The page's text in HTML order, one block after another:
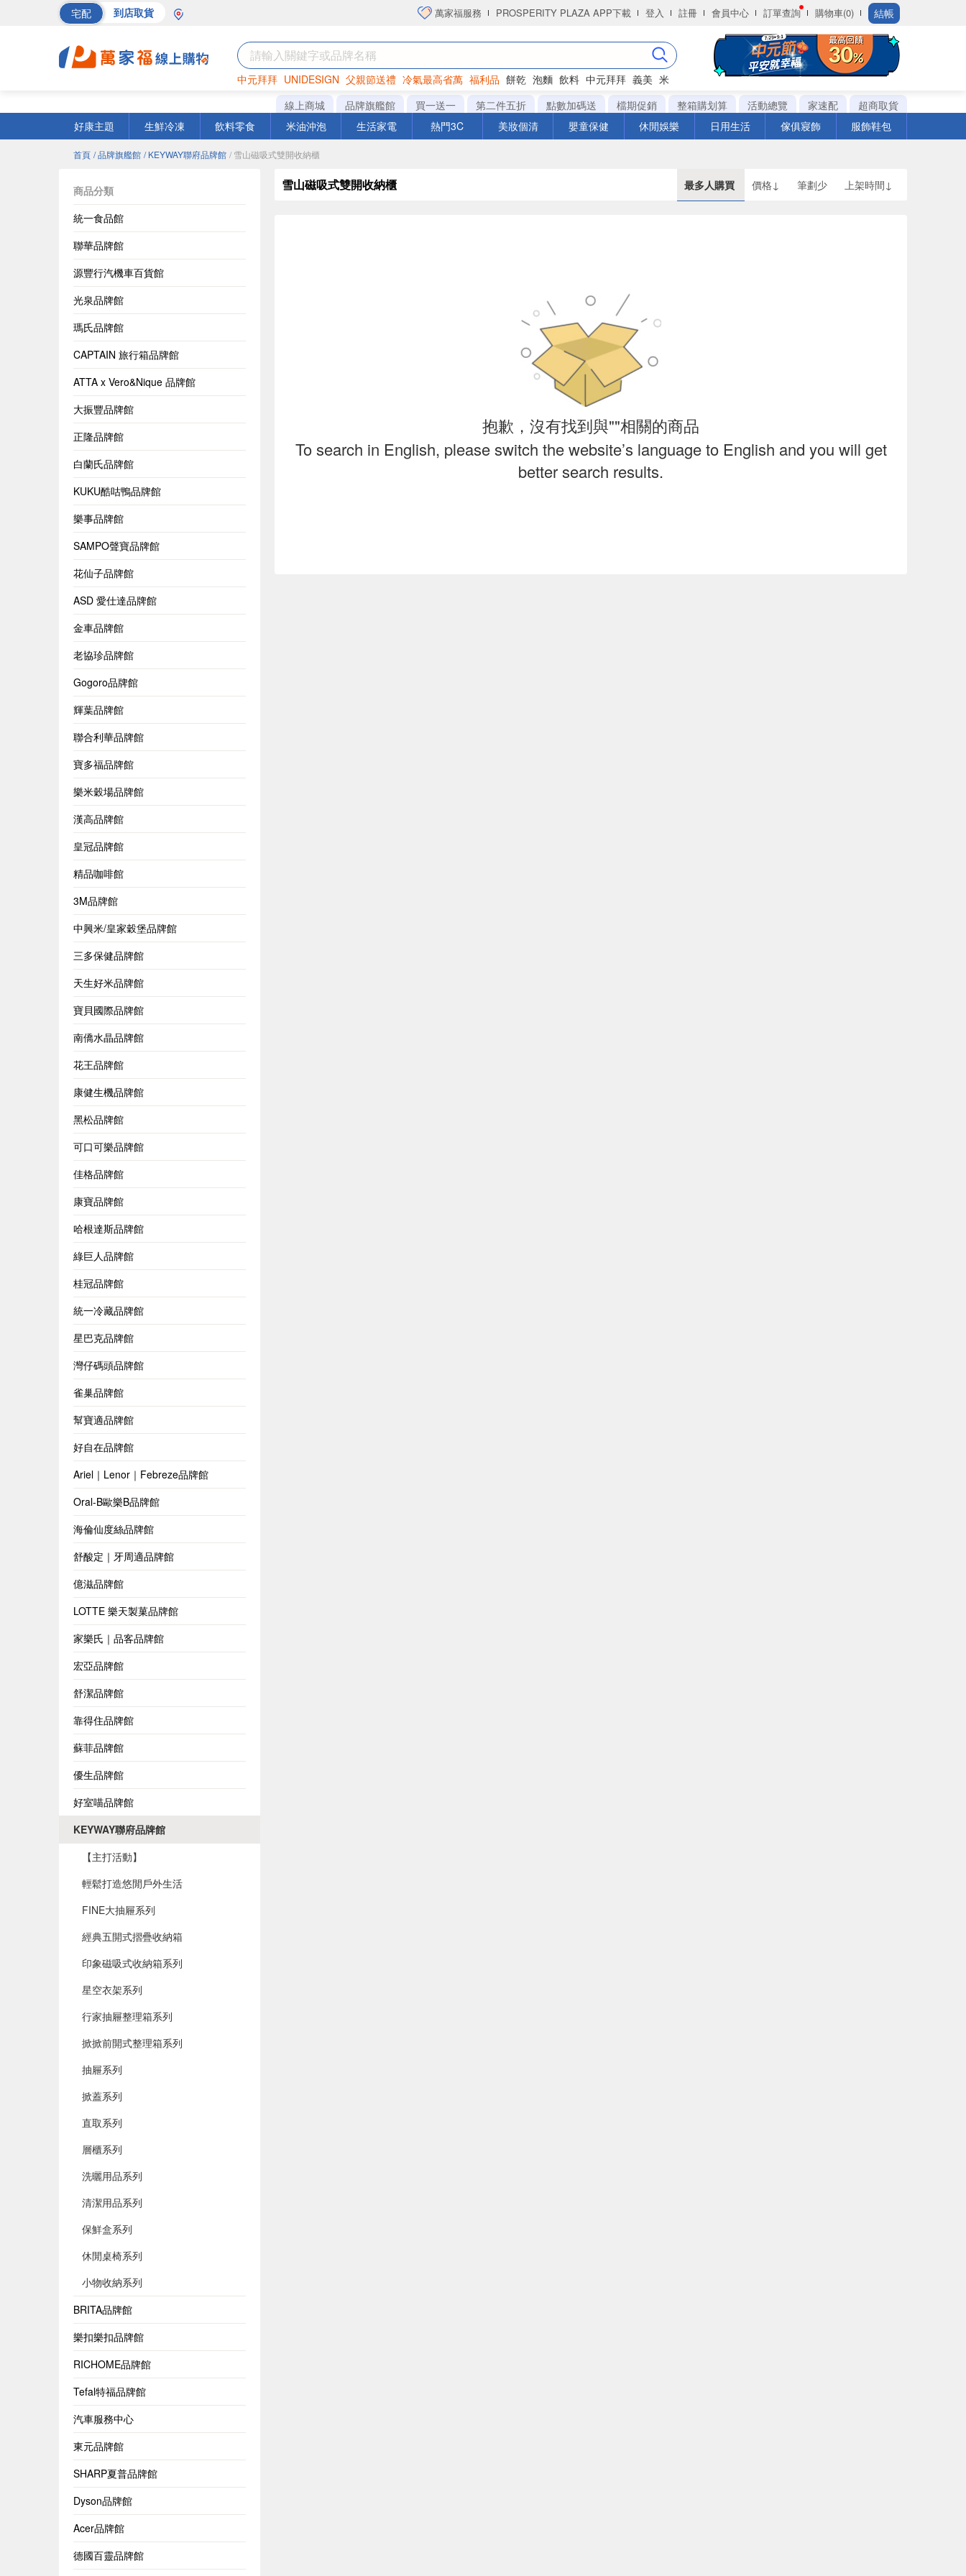
宅配 到店取貨 萬家福服務 PROSPERITY PLAZA APP下載 登入 註冊 會員中心 訂單查詢 購物車(0) 結帳
中元拜拜 UNIDESIGN 父親節送禮 冷氣最高省萬 福利品 餅乾 泡麵 飲料 中元拜拜 義美 米
巧克力 罐頭 衛生紙
線上商城 品牌旗艦館 買一送一 第二件五折 點數加碼送 檔期促銷 整箱購划算 活動總覽 家速配
超商取貨
好康主題
生鮮冷凍 飲料零食 米油沖泡 生活家電 熱門3C 美妝個清 嬰童保健 休閒娛樂 日用生活 傢俱寢飾 服飾鞋包
首頁 / 品牌旗艦館 / KEYWAY聯府品牌館 / 雪山磁吸式雙開收納櫃
商品分類
統一食品館
聯華品牌館
源豐行汽機車百貨館
光泉品牌館
瑪氏品牌館
CAPTAIN 旅行箱品牌館
ATTA x Vero&Nique 品牌館
大振豐品牌館
正隆品牌館
白蘭氏品牌館
KUKU酷咕鴨品牌館
樂事品牌館
SAMPO聲寶品牌館
花仙子品牌館
ASD 愛仕達品牌館
金車品牌館
老協珍品牌館
Gogoro品牌館
輝葉品牌館
聯合利華品牌館
寶多福品牌館
樂米穀場品牌館
漢高品牌館
皇冠品牌館
精品咖啡館
3M品牌館
中興米/皇家穀堡品牌館
三多保健品牌館
天生好米品牌館
寶貝國際品牌館
南僑水晶品牌館
花王品牌館
康健生機品牌館
黑松品牌館
可口可樂品牌館
佳格品牌館
康寶品牌館
哈根達斯品牌館
綠巨人品牌館
桂冠品牌館
統一冷藏品牌館
星巴克品牌館
灣仔碼頭品牌館
雀巢品牌館
幫寶適品牌館
好自在品牌館
Ariel｜Lenor｜Febreze品牌館
Oral-B歐樂B品牌館
海倫仙度絲品牌館
舒酸定｜牙周適品牌館
億滋品牌館
LOTTE 樂天製菓品牌館
家樂氏｜品客品牌館
宏亞品牌館
舒潔品牌館
靠得住品牌館
蘇菲品牌館
優生品牌館
好室喵品牌館
KEYWAY聯府品牌館
【主打活動】
輕鬆打造悠閒戶外生活
FINE大抽屜系列
經典五開式摺疊收納箱
印象磁吸式收納箱系列
星空衣架系列
行家抽屜整理箱系列
掀掀前開式整理箱系列
抽屜系列
掀蓋系列
直取系列
層櫃系列
洗曬用品系列
清潔用品系列
保鮮盒系列
休閒桌椅系列
小物收納系列
BRITA品牌館
樂扣樂扣品牌館
RICHOME品牌館
Tefal特福品牌館
汽車服務中心
東元品牌館
SHARP夏普品牌館
Dyson品牌館
Acer品牌館
德國百靈品牌館
雪山磁吸式雙開收納櫃 最多人購買 價格↓ 筆劃少 上架時間↓
抱歉，沒有找到與""相關的商品
To search in English, please switch the website’s language to English and you will get
better search results.